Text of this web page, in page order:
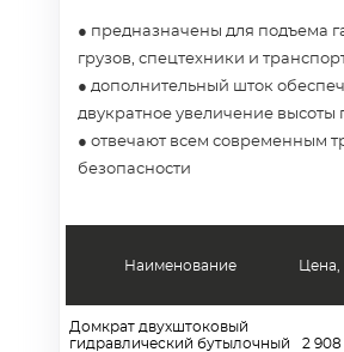
● предназначены для подъема
грузов, спецтехники и
● дополнительный шток
двукратное увеличение высоты
● отвечают всем современным
безопасности
Наименование
Домкрат двухштоковый
гидравлический бутылочный
Цена,
2 908